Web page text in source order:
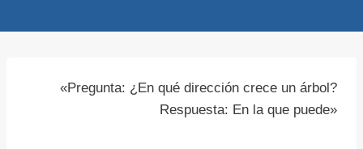
«Pregunta: ¿En qué dirección crece un árbol?
Respuesta: En la que puede»